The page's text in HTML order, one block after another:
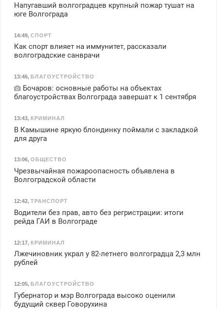
Напугавший волгоградцев крупный пожар тушат на
юге Волгограда
14:49, СПОРТ
Как спорт влияет на иммунитет, рассказали
волгоградские санврачи
13:46, БЛАГОУСТРОЙСТВО
Бочаров: основные работы на объектах
благоустройствах Волгограда завершат к 1 сентября
13:43, КРИМИНАЛ
В Камышине яркую блондинку поймали с закладкой
для друга
13:06, ОБЩЕСТВО
Чрезвычайная пожароопасность объявлена в
Волгоградской области
12:42, ТРАНСПОРТ
Водители без прав, авто без регристрации: итоги
рейда ГАИ в Волгограде
12:17, КРИМИНАЛ
Лжечиновник украл у 82-летнего волгоградца 2,3 млн
рублей
12:05, БЛАГОУСТРОЙСТВО
Губернатор и мэр Волгограда высоко оценили
будущий сквер Говорухина